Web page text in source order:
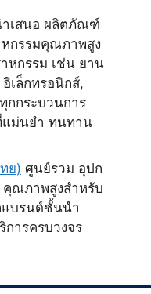
ำเสนอ ผลิตภัณฑ์
กรรมคุณภาพสูง
หกรรม เช่น ยาน
เล็กทรอนิกส์,
กกระบวนการ
แม่นยำ ทนทาน
ย) ศูนย์รวม อุปก
คุณภาพสูงสำหรับ
แบรนด์ชั้นนำ
ารครบวงจร